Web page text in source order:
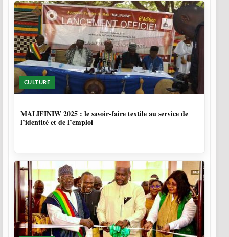
CULTURE
MALIFINIW 2025 : le savoir-faire textile au service de
l’identité et de l’emploi